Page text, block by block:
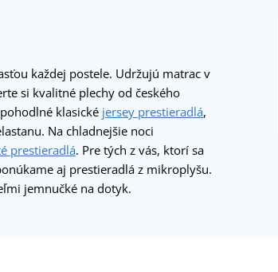
každej postele. Udržujú matrac v
si kvalitné plechy od českého
klasické jersey prestieradlá,
Na chladnejšie noci
prestieradlá. Pre tých z vás, ktorí sa
aj prestieradlá z mikroplyšu.
jemnučké na dotyk.